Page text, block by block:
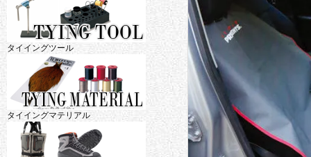
タイイングツール
タイイングマテリアル